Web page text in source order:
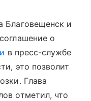
Благовещенск и
о
в пресс-службе
это позволит
Глава
отметил, что